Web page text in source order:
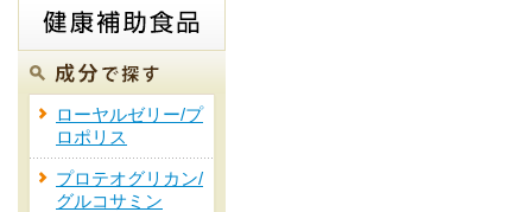
ローヤルゼリー/プ
ロポリス
プロテオグリカン/
グルコサミン